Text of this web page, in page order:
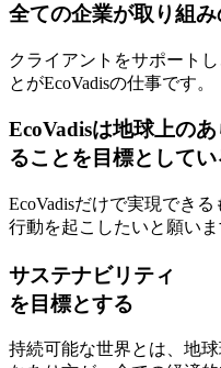
全ての企業が取り組
クライアントをサポート
とがEcoVadisの仕事です。
EcoVadisは地球上の
ることを目標としてい
EcoVadisだけで実現でき
行動を起こしたいと願いま
サステナビリティ
を目標とする
持続可能な世界とは、地